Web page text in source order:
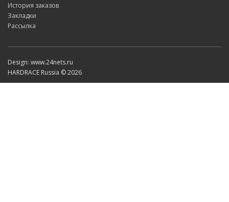
История заказов
Закладки
Рассылка
Design: www.24nets.ru
HARDRACE Russia © 2026